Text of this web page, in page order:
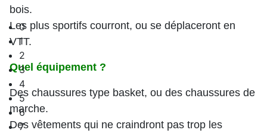
0
1
2
3
4
5
6
7
bois.
Les plus sportifs courront, ou se déplaceront en
VTT.
Quel équipement ?
Des chaussures type basket, ou des chaussures de
marche.
Des vêtements qui ne craindront pas trop les